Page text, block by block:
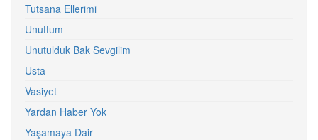
Tutsana Ellerimi
Unuttum
Unutulduk Bak Sevgilim
Usta
Vasiyet
Yardan Haber Yok
Yaşamaya Dair